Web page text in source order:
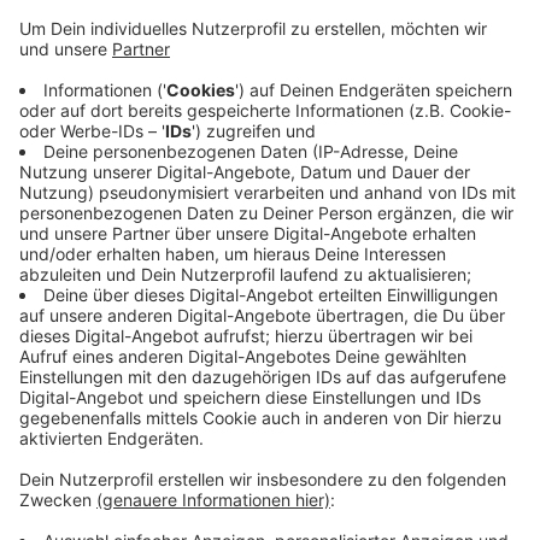
Veröffentlicht:Dienstag, 12.04.2022 06:26
Anzeige
Für die Betriebsaufnahme ist allerdings neben der
Baugenehmigung noch die Erlaubnis der
Bezirksregierung Köln nötig. Das entsprechende
Prüfverfahren läuft. Zudem liegen der Stadt aktuell
fünf weitere Bauanträge für Wettannahmestellen und
Wettbüros vor.
Anzeige